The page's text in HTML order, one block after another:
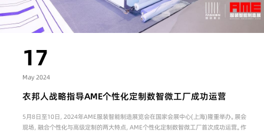
17
May 2024
衣邦人战略指导AME个性化定制数智微工厂成功运营
5月8日至10日，2024年AME服装智能制造展览会在国家会展中心(上海)隆重举办。展会
现场，融合个性化与高级定制的两大特点，AME个性化定制数智微工厂首次成功运营。作